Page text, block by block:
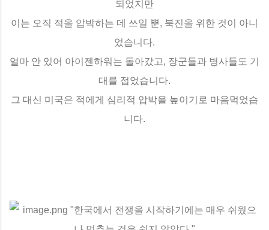
되었지만
이는 오직 적을 압박하는 데 쓰일 뿐, 북진을 위한 것이 아니
었습니다.
얼마 안 있어 아이젠하워는 돌아갔고, 장군들과 병사들도 기
대를 접었습니다.
그 대신 미국은 적에게 심리적 압박을 높이기로 마음먹었습
니다.